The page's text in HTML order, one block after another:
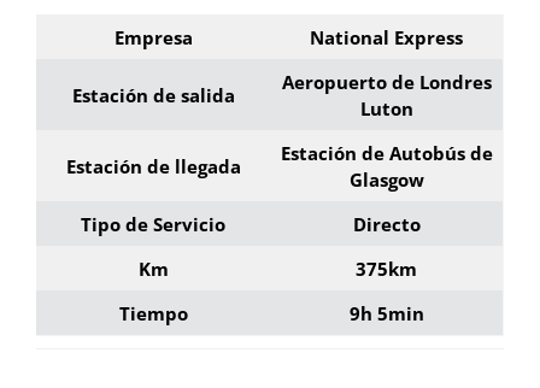
Empresa National Express
Estación de salida
Aeropuerto de Londres
Luton
Estación de llegada
Estación de Autobús de
Glasgow
Tipo de Servicio
Directo
Km
375km
Tiempo
9h 5min